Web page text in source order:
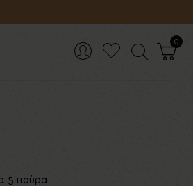
0
5 πούρα